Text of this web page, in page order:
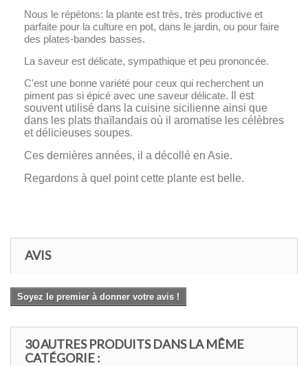
Nous le répétons: la plante est très, très productive et
parfaite pour la culture en pot, dans le jardin, ou pour faire
des plates-bandes basses.
La saveur est délicate, sympathique et peu prononcée.
C'est une bonne variété pour ceux qui recherchent un
piment pas si épicé avec une saveur délicate.
Il est
souvent utilisé dans la cuisine sicilienne ainsi que
dans les plats thaïlandais où il aromatise les célèbres
et délicieuses soupes.
Ces dernières années, il a décollé en Asie.
Regardons à quel point cette plante est belle.
AVIS
Soyez le premier à donner votre avis !
30 AUTRES PRODUITS DANS LA MÊME
CATÉGORIE :